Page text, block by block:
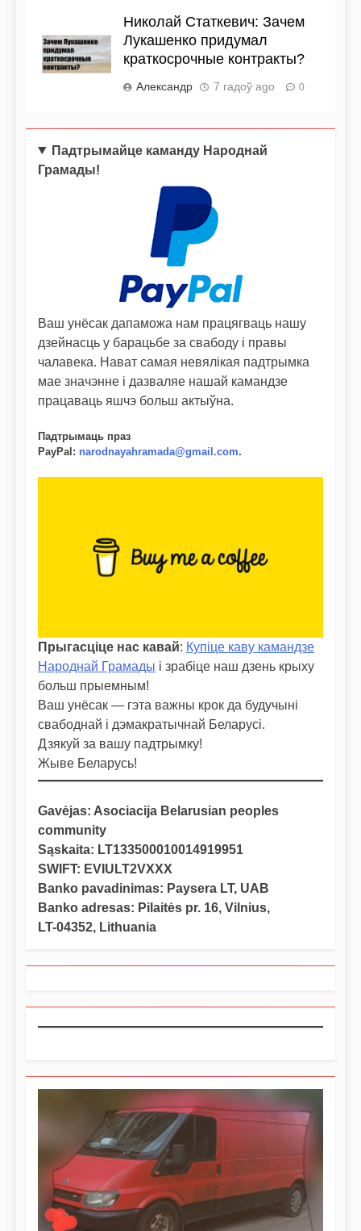
Николай Статкевич: Зачем
Лукашенко придумал
краткосрочные контракты?
Александр 7 гадоў ago 0
Падтрымайце каманду Народнай
Грамады!
Ваш унёсак дапаможа нам працягваць нашу
дзейнасць у барацьбе за свабоду і правы
чалавека. Нават самая невялікая падтрымка
мае значэнне і дазваляе нашай камандзе
працаваць яшчэ больш актыўна.
Падтрымаць праз
PayPal : narodnayahramada@gmail.com.
Прыгасціце нас кавай: Купіце каву камандзе
Народнай Грамады і зрабіце наш дзень крыху
больш прыемным!
Ваш унёсак — гэта важны крок да будучыні
свабоднай і дэмакратычнай Беларусі.
Дзякуй за вашу падтрымку!
Жыве Беларусь!
Gavėjas: Asociacija Belarusian peoples
community
Sąskaita: LT133500010014919951
SWIFT: EVIULT2VXXX
Banko pavadinimas: Paysera LT, UAB
Banko adresas: Pilaitės pr. 16, Vilnius,
LT-04352, Lithuania